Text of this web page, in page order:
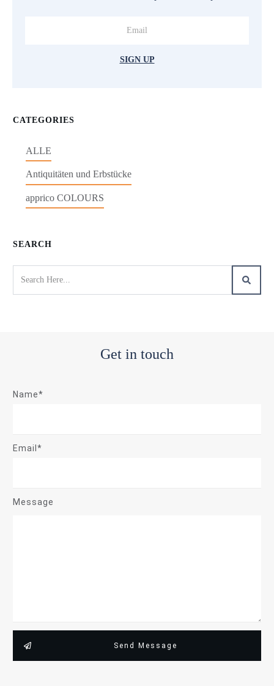
SIGN UP
CATEGORIES
ALLE
Antiquitäten und Erbstücke
apprico COLOURS
SEARCH
Get in touch
Name*
Email*
Message
Send Message